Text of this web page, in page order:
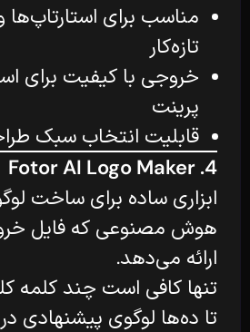
مناسب برای استارتاپ‌ها
تازه‌کار
خروجی با کیفیت برای
پرینت
قابلیت انتخاب سبک
4. Fotor AI Logo Maker
ابزاری ساده برای ساخت
ارائه می‌دهد.
تنها کافی است چند کلمه
تا ده‌ها لوگوی پیشنهادی